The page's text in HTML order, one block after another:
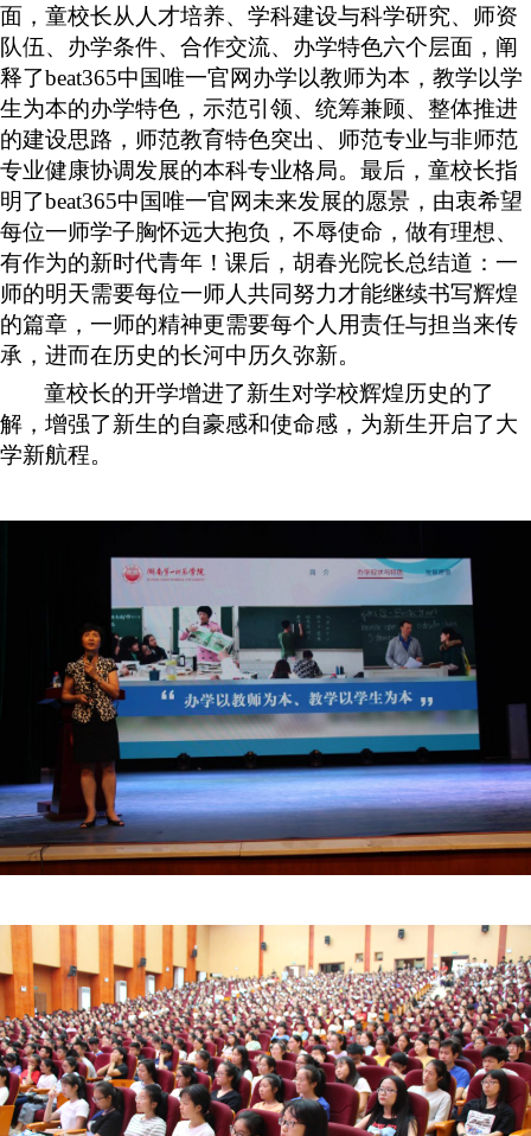
面，童校长从人才培养、学科建设与科学研究、师资
队伍、办学条件、合作交流、办学特色六个层面，阐
释了beat365中国唯一官网办学以教师为本，教学以学
生为本的办学特色，示范引领、统筹兼顾、整体推进
的建设思路，师范教育特色突出、师范专业与非师范
专业健康协调发展的本科专业格局。最后，童校长指
明了beat365中国唯一官网未来发展的愿景，由衷希望
每位一师学子胸怀远大抱负，不辱使命，做有理想、
有作为的新时代青年！课后，胡春光院长总结道：一
师的明天需要每位一师人共同努力才能继续书写辉煌
的篇章，一师的精神更需要每个人用责任与担当来传
承，进而在历史的长河中历久弥新。
童校长的开学增进了新生对学校辉煌历史的了
解，增强了新生的自豪感和使命感，为新生开启了大
学新航程。